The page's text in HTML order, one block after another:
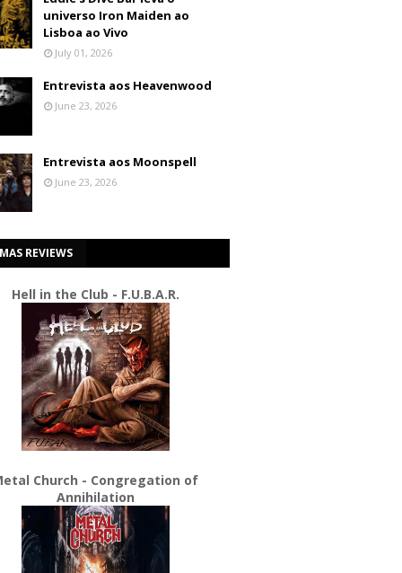
universo Iron Maiden ao
Lisboa ao Vivo
July 01, 2026
Entrevista aos Heavenwood
June 23, 2026
Entrevista aos Moonspell
June 23, 2026
REVIEWS
Hell in the Club - F.U.B.A.R.
Church - Congregation of
Annihilation